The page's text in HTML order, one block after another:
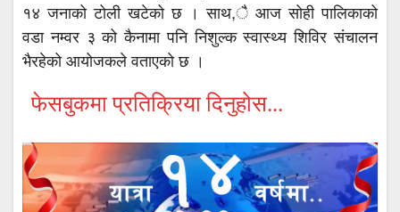
१४ जनाको टोली खटेको छ । साथ,ै आज सोही पालिकाको
वडा नम्वर ३ को कैनामा पनि निशुल्क स्वास्थ्य शिविर संचालन
भैरहेको आयोजकले वताएको छ ।
फेसबुकमा प्रतिक्रिया दिनुहोस...